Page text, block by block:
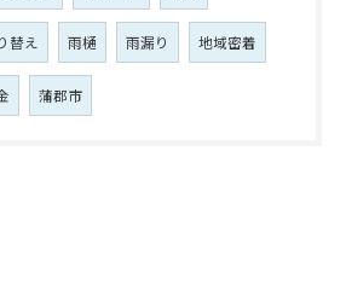
替え 雨樋 雨漏り 地域密着
蒲郡市